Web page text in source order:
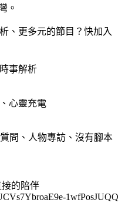
。
、更多元的節目？快加入
事解析
心靈充電
問、人物專訪、沒有腳本
的陪伴
1wfPosJUQQ